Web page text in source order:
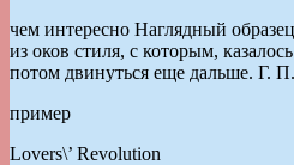
чем интересно Наглядный
из оков стиля, с которым,
потом двинуться еще дальше. Г. П.
пример
Lovers\’ Revolution